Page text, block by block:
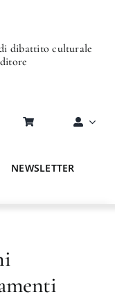
dibattito culturale
NEWSLETTER